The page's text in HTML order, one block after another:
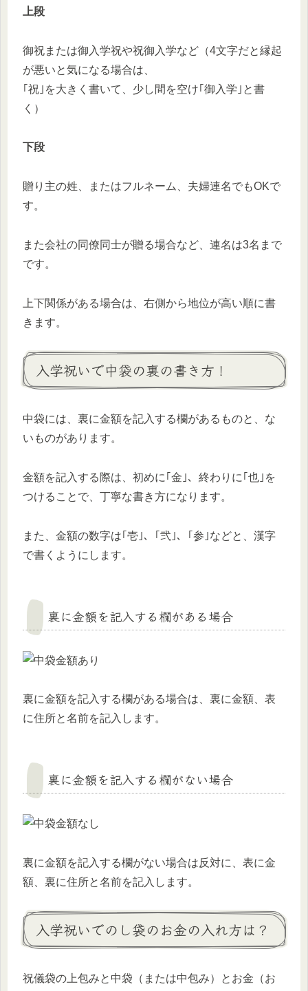
上段
御祝または御入学祝や祝御入学など（4文字だと縁起
が悪いと気になる場合は、
｢祝｣を大きく書いて、少し間を空け｢御入学｣と書
く）
下段
贈り主の姓、またはフルネーム、夫婦連名でもOKで
す。
また会社の同僚同士が贈る場合など、連名は3名まで
です。
上下関係がある場合は、右側から地位が高い順に書
きます。
入学祝いで中袋の裏の書き方！
中袋には、裏に金額を記入する欄があるものと、な
いものがあります。
金額を記入する際は、初めに｢金｣、終わりに｢也｣を
つけることで、丁寧な書き方になります。
また、金額の数字は｢壱｣、｢弐｣、｢参｣などと、漢字
で書くようにします。
裏に金額を記入する欄がある場合
裏に金額を記入する欄がある場合は、裏に金額、表
に住所と名前を記入します。
裏に金額を記入する欄がない場合
裏に金額を記入する欄がない場合は反対に、表に金
額、裏に住所と名前を記入します。
入学祝いでのし袋のお金の入れ方は？
祝儀袋の上包みと中袋（または中包み）とお金（お